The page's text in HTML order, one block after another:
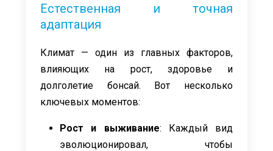
Естественная и точная
адаптация
Климат — один из главных факторов,
влияющих на рост, здоровье и
долголетие бонсай. Вот несколько
ключевых моментов:
Рост и выживание: Каждый вид
эволюционировал, чтобы